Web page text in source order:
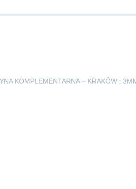
KOMPLEMENTARNA – KRAKÓW ;